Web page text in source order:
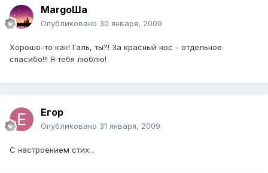
MargoШа
Опубликовано 30 января, 2009
Хорошо-то как! Галь, ты?! За красный нос - отдельное
спасибо!!! Я тебя люблю!
Егор
Опубликовано 31 января, 2009
С настроением стих...